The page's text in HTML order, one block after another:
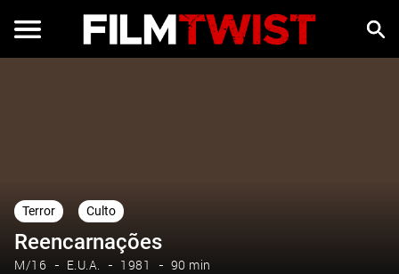
Terror Culto
Reencarnações
M/16 E.U.A. 1981 90 min